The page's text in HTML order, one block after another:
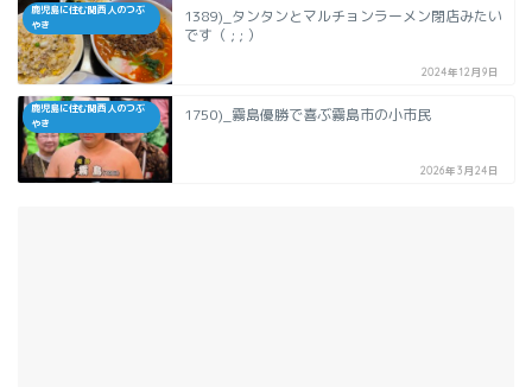
鹿児島に住む関西人のつぶ
やき
1389)_タンタンとマルチョンラーメン閉店みたい
です（ ; ; ）
2024年12月9日
鹿児島に住む関西人のつぶ
やき
1750)_霧島優勝で喜ぶ霧島市の小市民
2026年3月24日